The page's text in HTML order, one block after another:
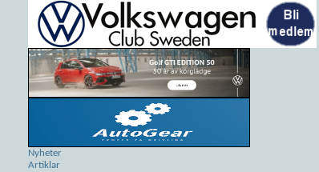
Nyheter
Artiklar